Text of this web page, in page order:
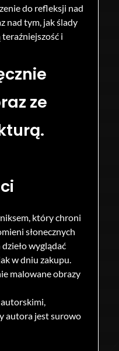
do refleksji nad
nad tym, jak ślady
teraźniejszość i
ze
który chroni
słonecznych
wyglądać
w dniu zakupu.
malowane obrazy
autora jest surowo